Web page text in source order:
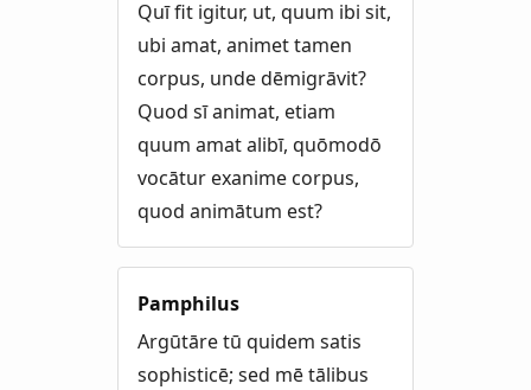
Quī fit igitur, ut, quum ibi sit,
ubi amat, animet tamen
corpus, unde dēmigrāvit?
Quod sī animat, etiam
quum amat alibī, quōmodō
vocātur exanime corpus,
quod animātum est?
Pamphilus
Argūtāre tū quidem satis
sophisticē; sed mē tālibus